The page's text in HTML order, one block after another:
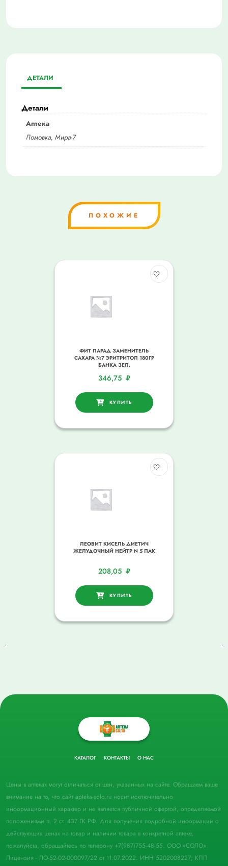
ДЕТАЛИ
Детали
Аптека
Ломовка, Мира-7
ПОХОЖИЕ
ФИТ ПАРАД ЗАМЕНИТЕЛЬ
САХАРА №7 ЭРИТРИТОЛ 180ГР
БАНКА ЗЕЛ.
346,75 ₽
КУПИТЬ
ЛЕОВИТ КИСЕЛЬ ДИЕТИЧ
ЖЕЛУДОЧНЫЙ НЕЙТР N 5 ПАК
208,05 ₽
КУПИТЬ
КАТАЛОГ КОНТАКТЫ О НАС
Цены в аптеках могут отличаться от цен, указанных на сайте. Обращаем ваше
внимание на то, что сайт apteka-solo.ru носит исключительно
информационный характер и не является публичной офертой, определяемой
положениями п. 2 ст. 437 ГК РФ. Для получения подробной информации о
действующих ценах на товар и наличии товара в конкретной аптеке,
пожалуйста, обращайтесь по телефону +7(987)755-48-55. ООО «СОЛО».
Лицензия - ЛО-52-02-000097/22 от 11.07.2022. ИНН 5202008227; КПП